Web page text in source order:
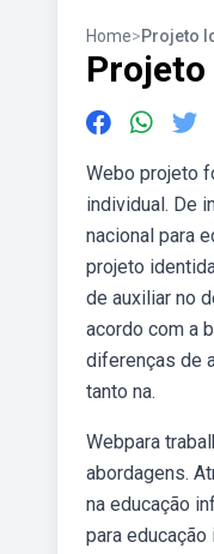
Home>Projeto
Projeto
Webo projeto
individual. De
nacional para
projeto
de auxiliar no
acordo com a
diferenças de
tanto na.
Webpara
abordagens.
na educação
para